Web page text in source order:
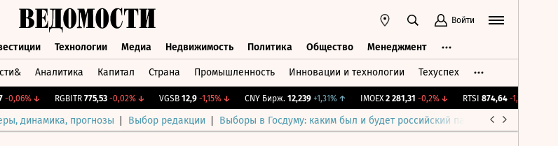
Войти
Технологии Медиа Недвижимость Политика Общество Менеджмент
Аналитика Капитал Страна Промышленность Инновации и технологии Техуспех
0,06%↓ RGBITR 775,53 -0,02%↓ VGSB 12,9 -1,15%↓ CNY Бирж. 12,239 +1,31%↑ IMOEX 2 281,31 -0,2%↓ RTSI 874,64 -1,12%
динамика, прогнозы Выбор редакции Выборы в Госдуму: каким был и будет российский парламент